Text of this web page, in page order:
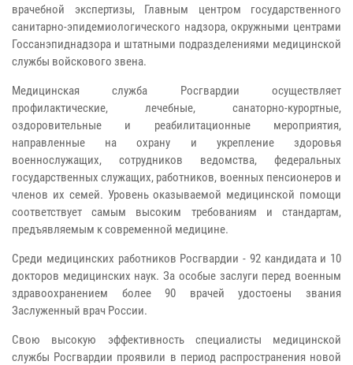
врачебной экспертизы, Главным центром государственного
санитарно-эпидемиологического надзора, окружными центрами
Госсанэпиднадзора и штатными подразделениями медицинской
службы войскового звена.
Медицинская служба Росгвардии осуществляет
профилактические, лечебные, санаторно-курортные,
оздоровительные и реабилитационные мероприятия,
направленные на охрану и укрепление здоровья
военнослужащих, сотрудников ведомства, федеральных
государственных служащих, работников, военных пенсионеров и
членов их семей. Уровень оказываемой медицинской помощи
соответствует самым высоким требованиям и стандартам,
предъявляемым к современной медицине.
Среди медицинских работников Росгвардии - 92 кандидата и 10
докторов медицинских наук. За особые заслуги перед военным
здравоохранением более 90 врачей удостоены звания
Заслуженный врач России.
Свою высокую эффективность специалисты медицинской
службы Росгвардии проявили в период распространения новой